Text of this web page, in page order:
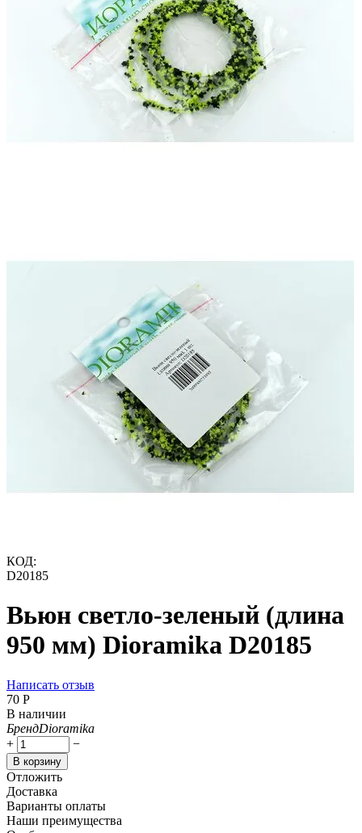
КОД:
D20185
Вьюн светло-зеленый (длина
950 мм) Dioramika D20185
Написать отзыв
‍70‍ Р
В наличии
БрендDioramika
+
−
В корзину
Отложить
Доставка
Варианты оплаты
Наши преимущества